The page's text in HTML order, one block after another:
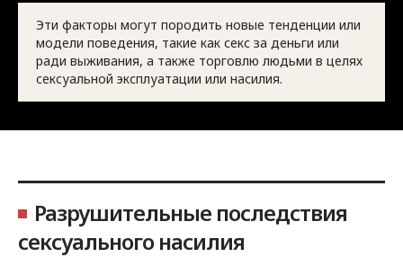
Эти факторы могут породить новые тенденции или
модели поведения, такие как секс за деньги или
ради выживания, а также торговлю людьми в целях
сексуальной эксплуатации или насилия.
Разрушительные последствия
сексуального насилия